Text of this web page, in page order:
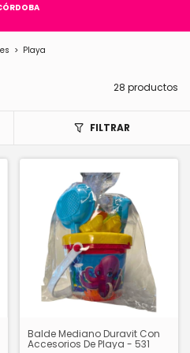
> Playa
28 productos
FILTRAR
Balde Mediano Duravit Con
Accesorios De Playa - 531